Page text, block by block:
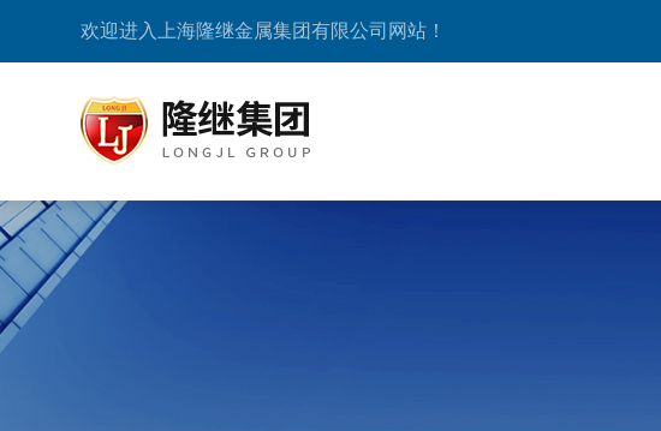
欢迎进入上海隆继金属集团有限公司网站！